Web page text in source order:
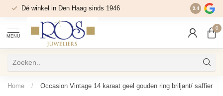
Dé winkel in Den Haag sinds 1946 9.4
MENU
0
Home / Occasion Vintage 14 karaat geel gouden ring briljant/ saffier